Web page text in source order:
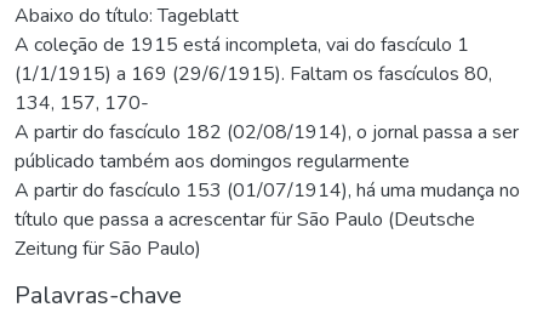
Abaixo do título: Tageblatt
A coleção de 1915 está incompleta, vai do fascículo 1
(1/1/1915) a 169 (29/6/1915). Faltam os fascículos 80,
134, 157, 170-
A partir do fascículo 182 (02/08/1914), o jornal passa a ser
públicado também aos domingos regularmente
A partir do fascículo 153 (01/07/1914), há uma mudança no
título que passa a acrescentar für São Paulo (Deutsche
Zeitung für São Paulo)
Palavras-chave